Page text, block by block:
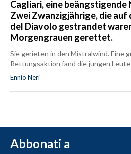
Cagliari, eine beängstigende
Zwei Zwanzigjährige, die auf
del Diavolo gestrandet
Morgengrauen gerettet.
Sie gerieten in den Mistralwind. Eine
Rettungsaktion fand die jungen
Ennio Neri
Abbonati a